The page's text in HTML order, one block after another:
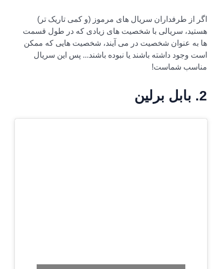
اگر از طرفداران سریال های مرموز (و کمی تاریک تر)
هستید، سریالی با شخصیت های زیادی که در طول قسمت
ها به عنوان شخصیت در می آیند، شخصیت هایی که ممکن
است وجود داشته باشند یا نبوده باشند... پس این سریال
مناسب شماست!
2. بابل برلین